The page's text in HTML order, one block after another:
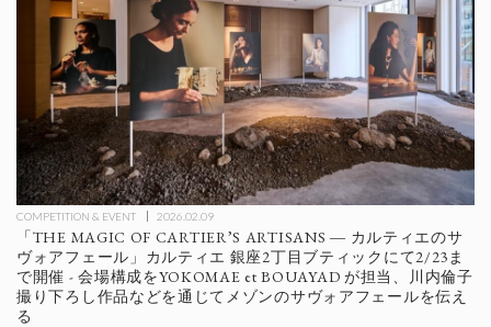
COMPETITION & EVENT 2026.02.09
「THE MAGIC OF CARTIER’S ARTISANS ― カルティエのサ
ヴォアフェール」カルティエ 銀座2丁目ブティックにて2/23ま
で開催 - 会場構成をYOKOMAE et BOUAYAD が担当、川内倫子
撮り下ろし作品などを通じてメゾンのサヴォアフェールを伝え
る